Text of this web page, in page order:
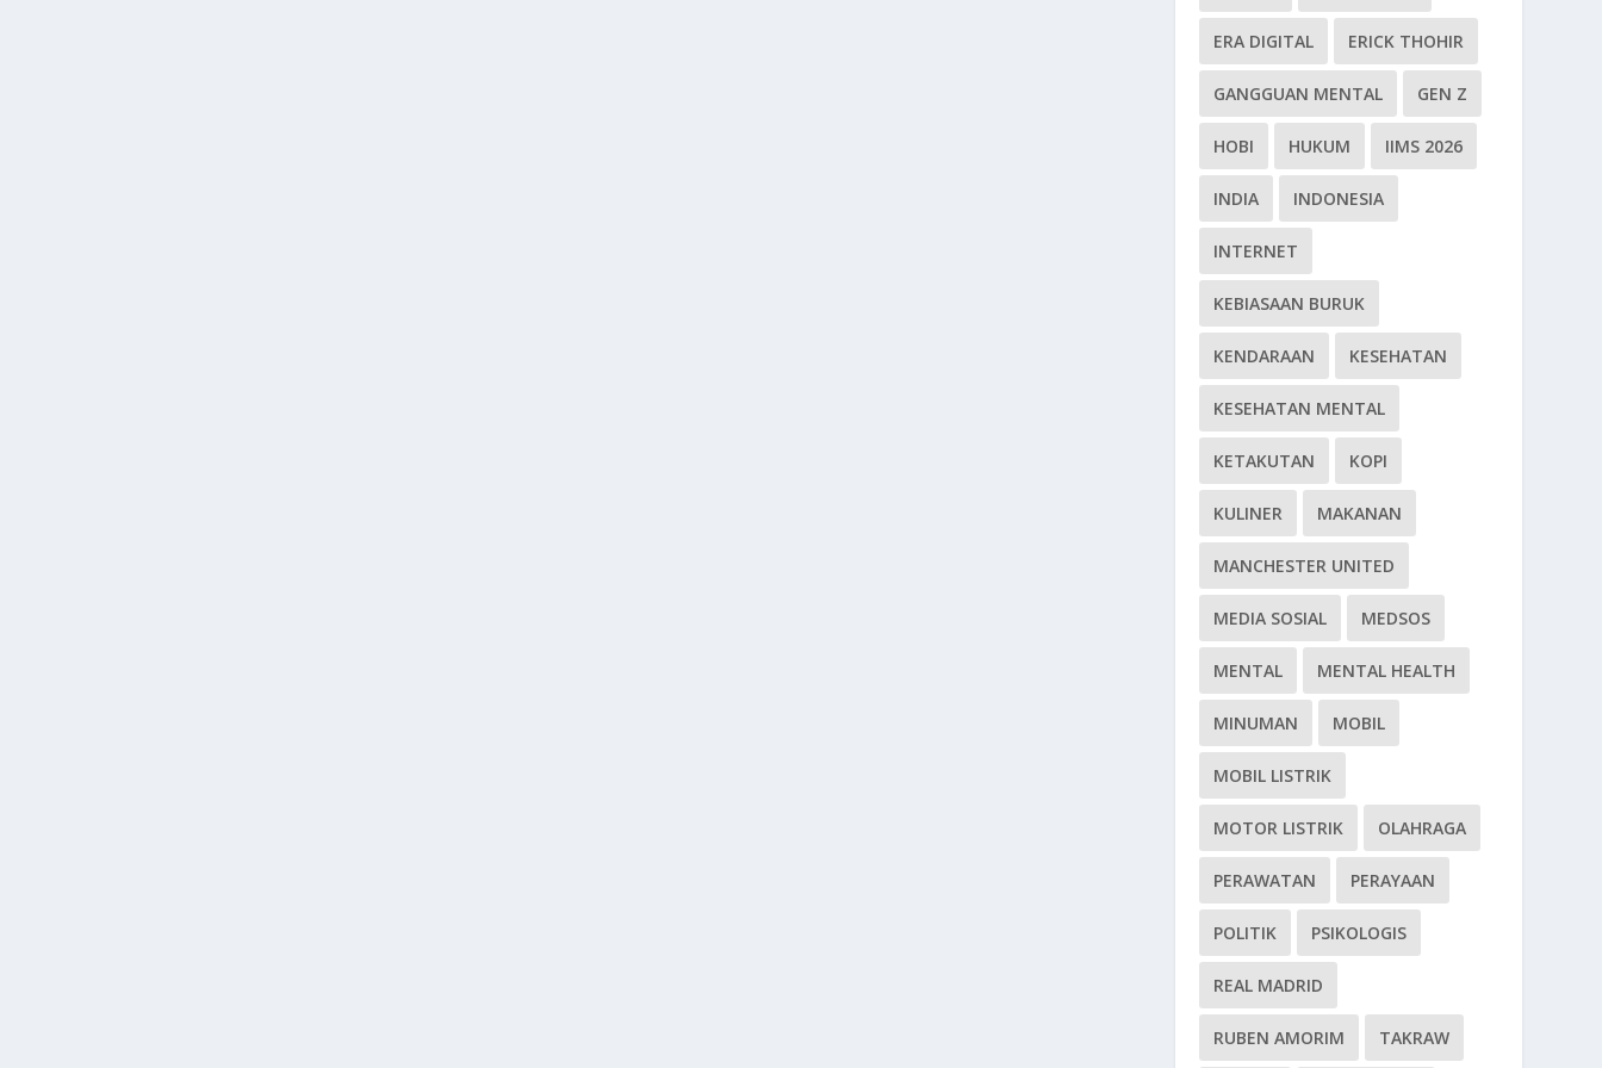
ERA DIGITAL ERICK THOHIR
GANGGUAN MENTAL GEN Z
HOBI HUKUM IIMS 2026
INDIA INDONESIA
INTERNET
KEBIASAAN BURUK
KENDARAAN KESEHATAN
KESEHATAN MENTAL
KETAKUTAN KOPI
KULINER MAKANAN
MANCHESTER UNITED
MEDIA SOSIAL MEDSOS
MENTAL MENTAL HEALTH
MINUMAN MOBIL
MOBIL LISTRIK
MOTOR LISTRIK OLAHRAGA
PERAWATAN PERAYAAN
POLITIK PSIKOLOGIS
REAL MADRID
RUBEN AMORIM TAKRAW